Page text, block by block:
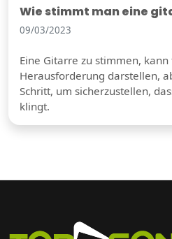
Wie stimmt man eine
09/03/2023
Eine Gitarre zu stimmen,
Herausforderung darstellen,
Schritt, um sicherzustellen,
klingt.